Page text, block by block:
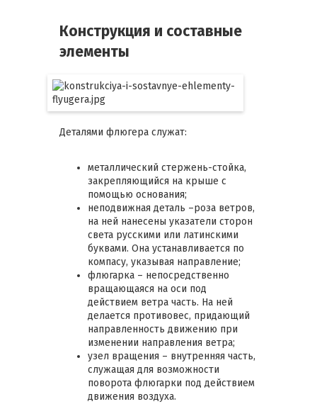
Конструкция и составные
элементы
Деталями флюгера служат:
металлический стержень-стойка,
закрепляющийся на крыше с
помощью основания;
неподвижная деталь –роза ветров,
на ней нанесены указатели сторон
света русскими или латинскими
буквами. Она устанавливается по
компасу, указывая направление;
флюгарка – непосредственно
вращающаяся на оси под
действием ветра часть. На ней
делается противовес, придающий
направленность движению при
изменении направления ветра;
узел вращения – внутренняя часть,
служащая для возможности
поворота флюгарки под действием
движения воздуха.